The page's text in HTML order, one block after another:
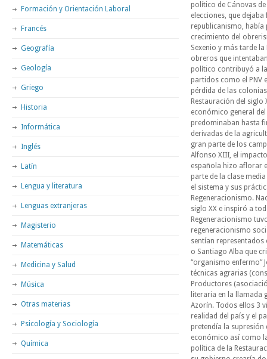
político de Cánovas
elecciones, que
republicanismo,
crecimiento del
Sexenio y más tarde
obreros que
político contribuyó a
partidos como el PNV
pérdida de las
Restauración del siglo
económico general
predominaban hasta
derivadas de la
gran parte de los
Alfonso XIII, el impacto
española hizo aflorar
parte de la clase
el sistema y sus
Regeneracionismo.
siglo XX e inspiró a
Regeneracionismo
regeneracionismo
sentían representados
o Santiago Alba que
“organismo enfermo”
técnicas agrarias
Productores
literaria en la llamada
Azorín. Todos ellos 3
realidad del país y el
pretendía la
económico así como
política de la
Formación y Orientación Laboral
Francés
Geografía
Geología
Griego
Historia
Informática
Inglés
Latín
Lengua y literatura
Lenguas extranjeras
Magisterio
Matemáticas
Medicina y Salud
Música
Otras materias
Psicología y Sociología
Química